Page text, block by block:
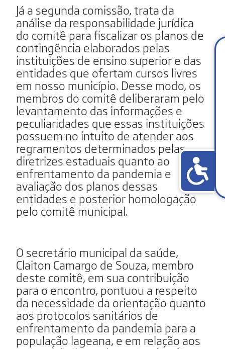
Já a segunda comissão, trata da
análise da responsabilidade jurídica
do comitê para fiscalizar os planos de
contingência elaborados pelas
instituições de ensino superior e das
entidades que ofertam cursos livres
em nosso município. Desse modo, os
membros do comitê deliberaram pelo
levantamento das informações e
peculiaridades que essas instituições
possuem no intuito de atender aos
regramentos determinados pelas
diretrizes estaduais quanto ao
enfrentamento da pandemia e
avaliação dos planos dessas
entidades e posterior homologação
pelo comitê municipal.
O secretário municipal da saúde,
Claiton Camargo de Souza, membro
deste comitê, em sua contribuição
para o encontro, pontuou a respeito
da necessidade da orientação quanto
aos protocolos sanitários de
enfrentamento da pandemia para a
população lageana, e em relação aos